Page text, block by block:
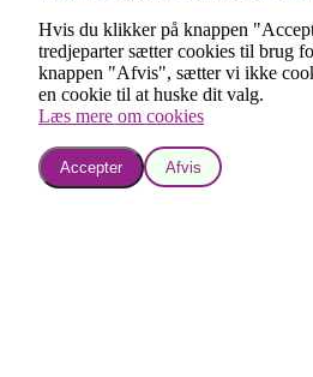
Hvis du klikker på knappen
tredjeparter sætter cookies til brug
knappen "Afvis", sætter vi ikke
en cookie til at huske dit valg.
Læs mere om cookies
Accepter Afvis